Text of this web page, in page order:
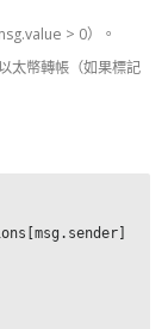
> 0）。
太幣轉帳（如果標記